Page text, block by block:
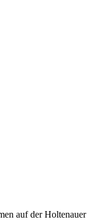
auf der Holtenauer